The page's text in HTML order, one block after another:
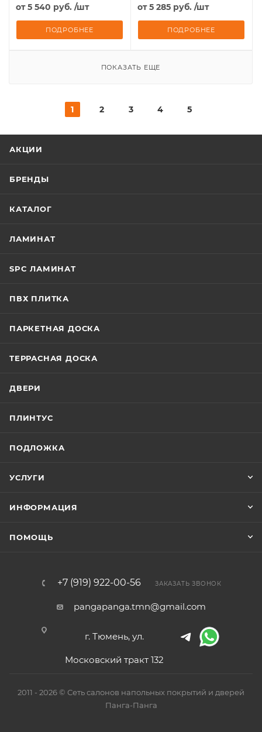
от5 540 руб. /шт
ПОДРОБНЕЕ
от5 285 руб. /шт
ПОДРОБНЕЕ
ПОКАЗАТЬ ЕЩЕ
1 2 3 4 5
АКЦИИ
БРЕНДЫ
КАТАЛОГ
ЛАМИНАТ
SPC ЛАМИНАТ
ПВХ ПЛИТКА
ПАРКЕТНАЯ ДОСКА
ТЕРРАСНАЯ ДОСКА
ДВЕРИ
ПЛИНТУС
ПОДЛОЖКА
УСЛУГИ
ИНФОРМАЦИЯ
ПОМОЩЬ
+7 (919) 922-00-56 ЗАКАЗАТЬ ЗВОНОК
pangapanga.tmn@gmail.com
г. Тюмень, ул.
Московский тракт 132
2011 - 2026 © Сеть салонов напольных покрытий и дверей
Панга-Панга